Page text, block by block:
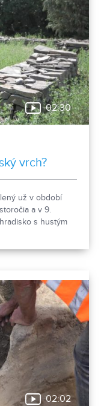
02:30
vrch?
už v období
a v 9.
s hustým
a park.
02:02